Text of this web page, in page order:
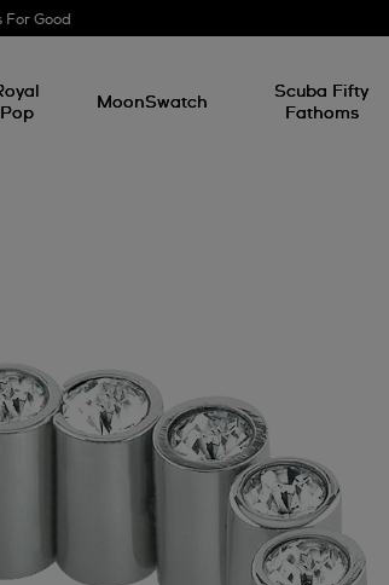
For Good
Pop
MoonSwatch
Scuba Fifty
Fathoms